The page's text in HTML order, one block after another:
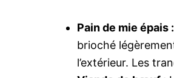
Pain de mie épais :
brioché
l’extérieur. Les